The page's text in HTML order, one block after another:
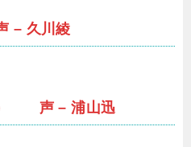
– 久川綾
） 声 – 浦山迅